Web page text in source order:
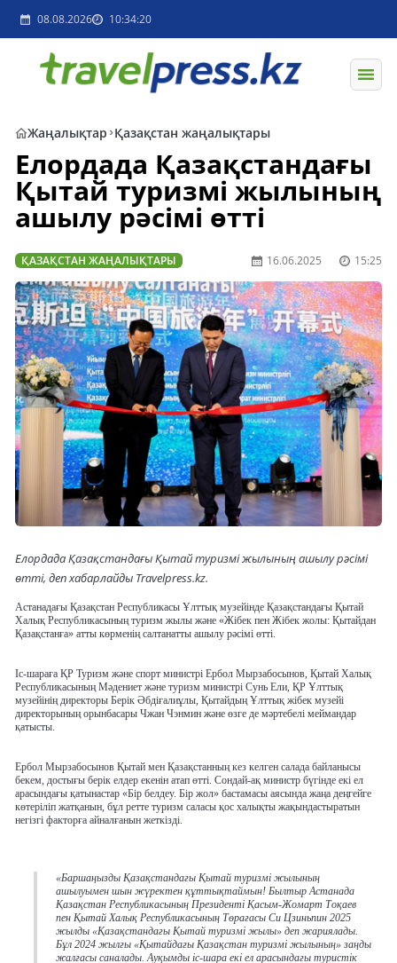
08.08.2026 10:34:20
Жаңалықтар Қазақстан жаңалықтары
Елордада Қазақстандағы
Қытай туризмі жылының
ашылу рәсімі өтті
ҚАЗАҚСТАН ЖАҢАЛЫҚТАРЫ 16.06.2025 15:25
Елордада Қазақстандағы Қытай туризмі жылының ашылу рәсімі
өтті, деп хабарлайды Travelpress.kz.
Астанадағы Қазақстан Республикасы Ұлттық музейінде Қазақстандағы Қытай
Халық Республикасының туризм жылы және «Жібек пен Жібек жолы: Қытайдан
Қазақстанға» атты көрменің салтанатты ашылу рәсімі өтті.
Іс-шараға ҚР Туризм және спорт министрі Ербол Мырзабосынов, Қытай Халық
Республикасының Мәдениет және туризм министрі Сунь Ели, ҚР Ұлттық
музейінің директоры Берік Әбдіғалиұлы, Қытайдың Ұлттық жібек музейі
директорының орынбасары Чжан Чэнмин және өзге де мәртебелі меймандар
қатысты.
Ербол Мырзабосынов Қытай мен Қазақстанның кез келген салада байланысы
бекем, достығы берік елдер екенін атап өтті. Сондай-ақ министр бүгінде екі ел
арасындағы қатынастар «Бір белдеу. Бір жол» бастамасы аясында жаңа деңгейге
көтеріліп жатқанын, бұл ретте туризм саласы қос халықты жақындастыратын
негізгі факторға айналғанын жеткізді.
«Баршаңызды Қазақстандағы Қытай туризмі жылының
ашылуымен шын жүректен құттықтаймын! Былтыр Астанада
Қазақстан Республикасының Президенті Қасым-Жомарт Тоқаев
пен Қытай Халық Республикасының Төрағасы Си Цзиньпин 2025
жылды «Қазақстандағы Қытай туризмі жылы» деп жариялады.
Бұл 2024 жылғы «Қытайдағы Қазақстан туризмі жылының» заңды
жалғасы саналады. Ауқымды іс-шара екі ел арасындағы туристік